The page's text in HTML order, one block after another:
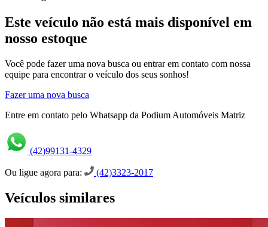
Este veículo não está mais disponível em
nosso estoque
Você pode fazer uma nova busca ou entrar em contato com nossa
equipe para encontrar o veículo dos seus sonhos!
Fazer uma nova busca
Entre em contato pelo Whatsapp da Podium Automóveis Matriz
(42)99131-4329
Ou ligue agora para: (42)3323-2017
Veículos similares